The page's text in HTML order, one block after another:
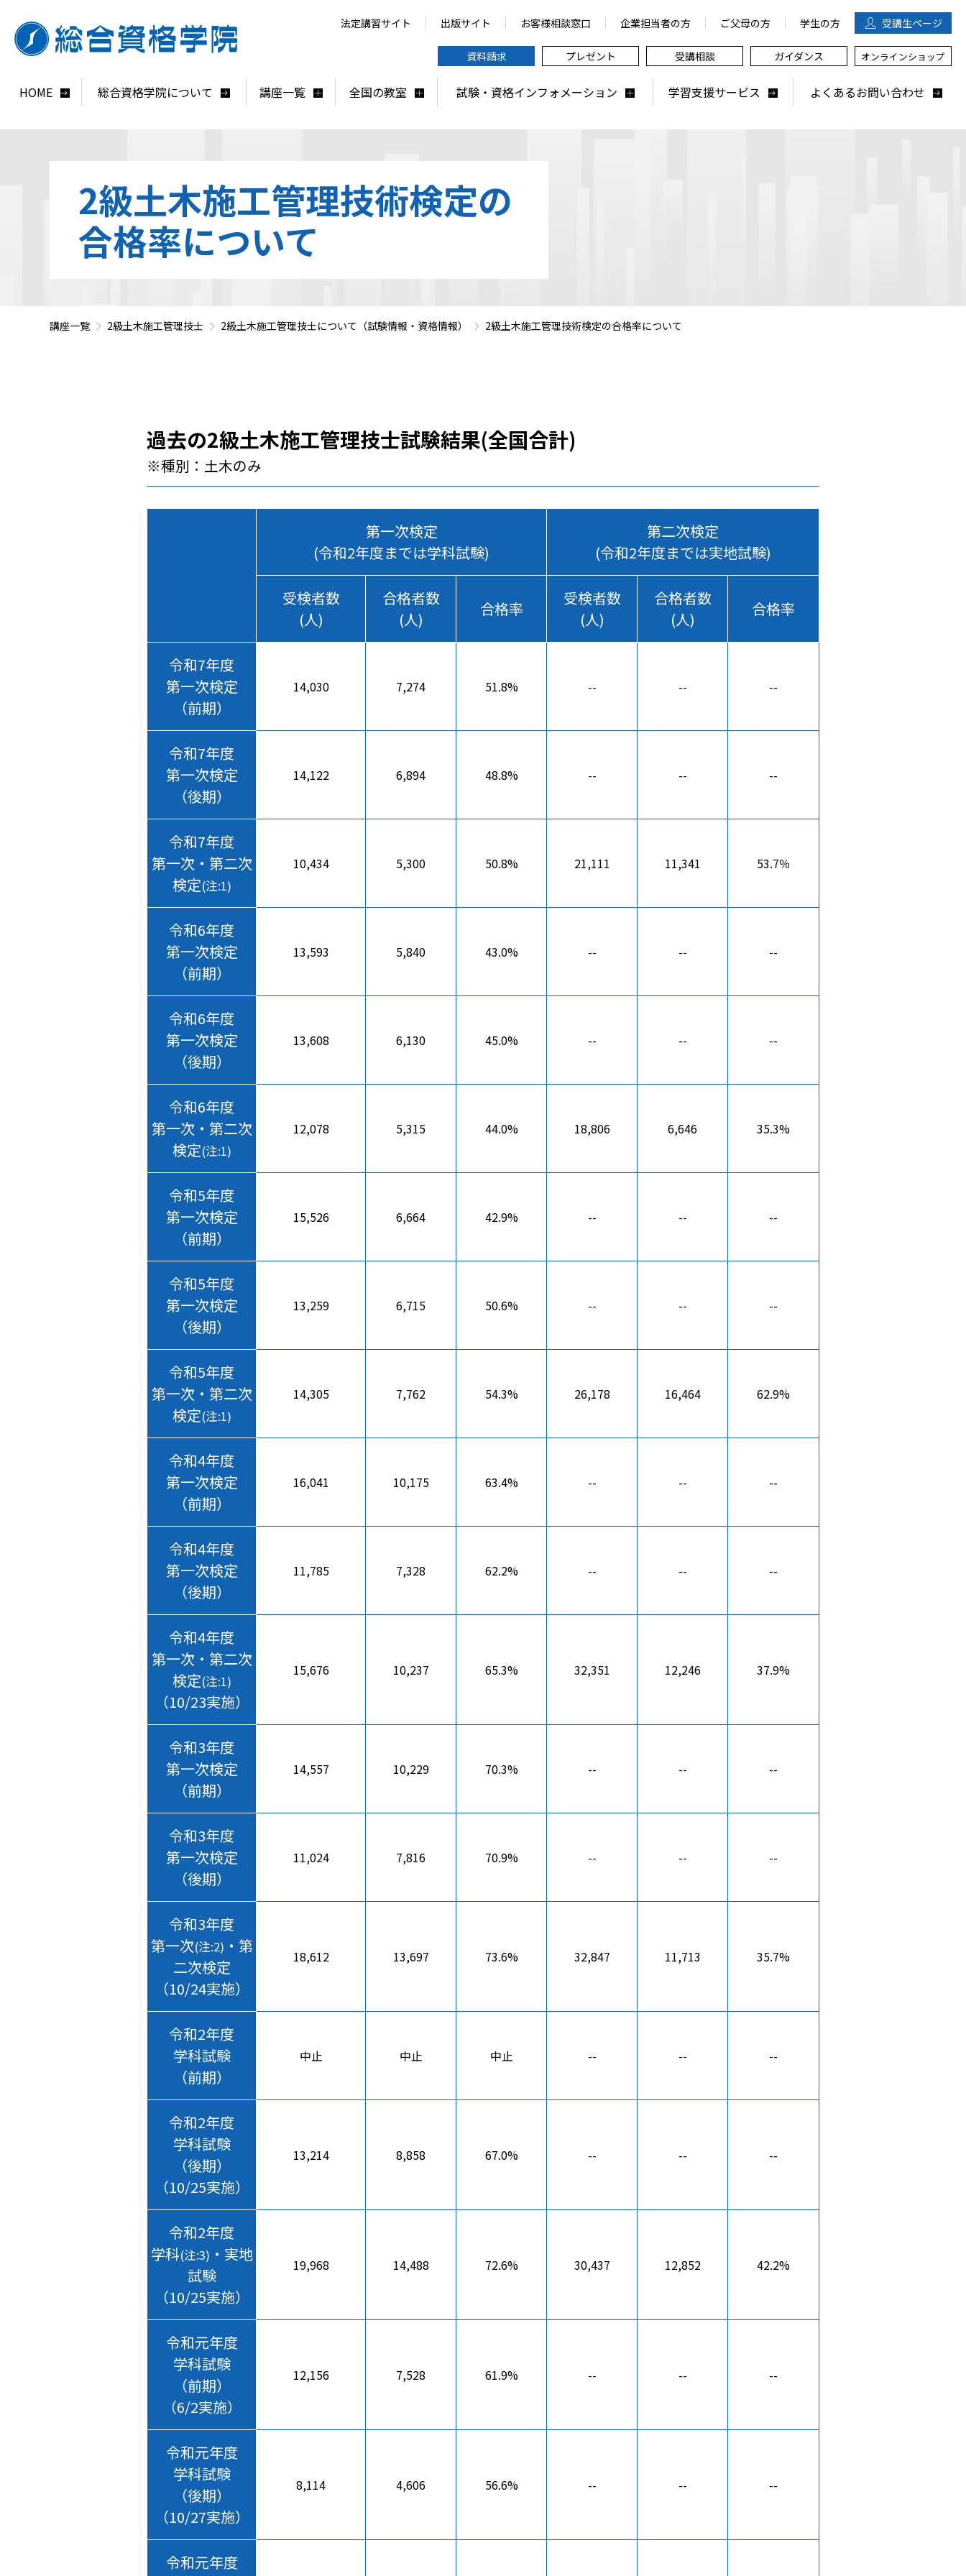
HOME 総合資格学院について 講座一覧 全国の教室 試験・資格インフォメーション 学習支援サービス よくあるお問い合わせ
受講生ページ
企業担当者の方 ご父母の方 学生の方
法定講習サイト 出版サイト お客様相談窓口
資料請求 プレゼント 受講相談 ガイダンス オンラインショップ
2級土木施工管理技術検定の
合格率について
講座一覧 2級土木施工管理技士 2級土木施工管理技士について（試験情報・資格情報） 2級土木施工管理技術検定の合格率について
過去の2級土木施工管理技士試験結果(全国合計)
※種別：土木のみ
第一次検定
(令和2年度までは学科試験)
第二次検定
(令和2年度までは実地試験)
受検者数
(人)
合格者数
(人)
合格率
受検者数
(人)
合格者数
(人)
合格率
令和7年度
第一次検定
（前期）
14,030 7,274 51.8% -- -- --
令和7年度
第一次検定
（後期）
14,122 6,894 48.8% -- -- --
令和7年度
第一次・第二次
検定(注:1)
10,434 5,300 50.8% 21,111 11,341 53.7％
令和6年度
第一次検定
（前期）
13,593 5,840 43.0% -- -- --
令和6年度
第一次検定
（後期）
13,608 6,130 45.0% -- -- --
令和6年度
第一次・第二次
検定(注:1)
12,078 5,315 44.0% 18,806 6,646 35.3%
令和5年度
第一次検定
（前期）
15,526 6,664 42.9% -- -- --
令和5年度
第一次検定
（後期）
13,259 6,715 50.6% -- -- --
令和5年度
第一次・第二次
検定(注:1)
14,305 7,762 54.3% 26,178 16,464 62.9%
令和4年度
第一次検定
（前期）
16,041 10,175 63.4% -- -- --
令和4年度
第一次検定
（後期）
11,785 7,328 62.2% -- -- --
令和4年度
第一次・第二次
検定(注:1)
（10/23実施）
15,676 10,237 65.3% 32,351 12,246 37.9%
令和3年度
第一次検定
（前期）
14,557 10,229 70.3% -- -- --
令和3年度
第一次検定
（後期）
11,024 7,816 70.9% -- -- --
令和3年度
第一次(注:2) ・第
二次検定
（10/24実施）
18,612 13,697 73.6% 32,847 11,713 35.7%
令和2年度
学科試験
（前期）
中止 中止 中止 -- -- --
令和2年度
学科試験
（後期）
（10/25実施）
13,214 8,858 67.0% -- -- --
令和2年度
学科(注:3) ・実地
試験
（10/25実施）
19,968 14,488 72.6% 30,437 12,852 42.2%
令和元年度
学科試験
（前期）
（6/2実施）
12,156 7,528 61.9% -- -- --
令和元年度
学科試験
（後期）
（10/27実施）
8,114 4,606 56.6% -- -- --
令和元年度